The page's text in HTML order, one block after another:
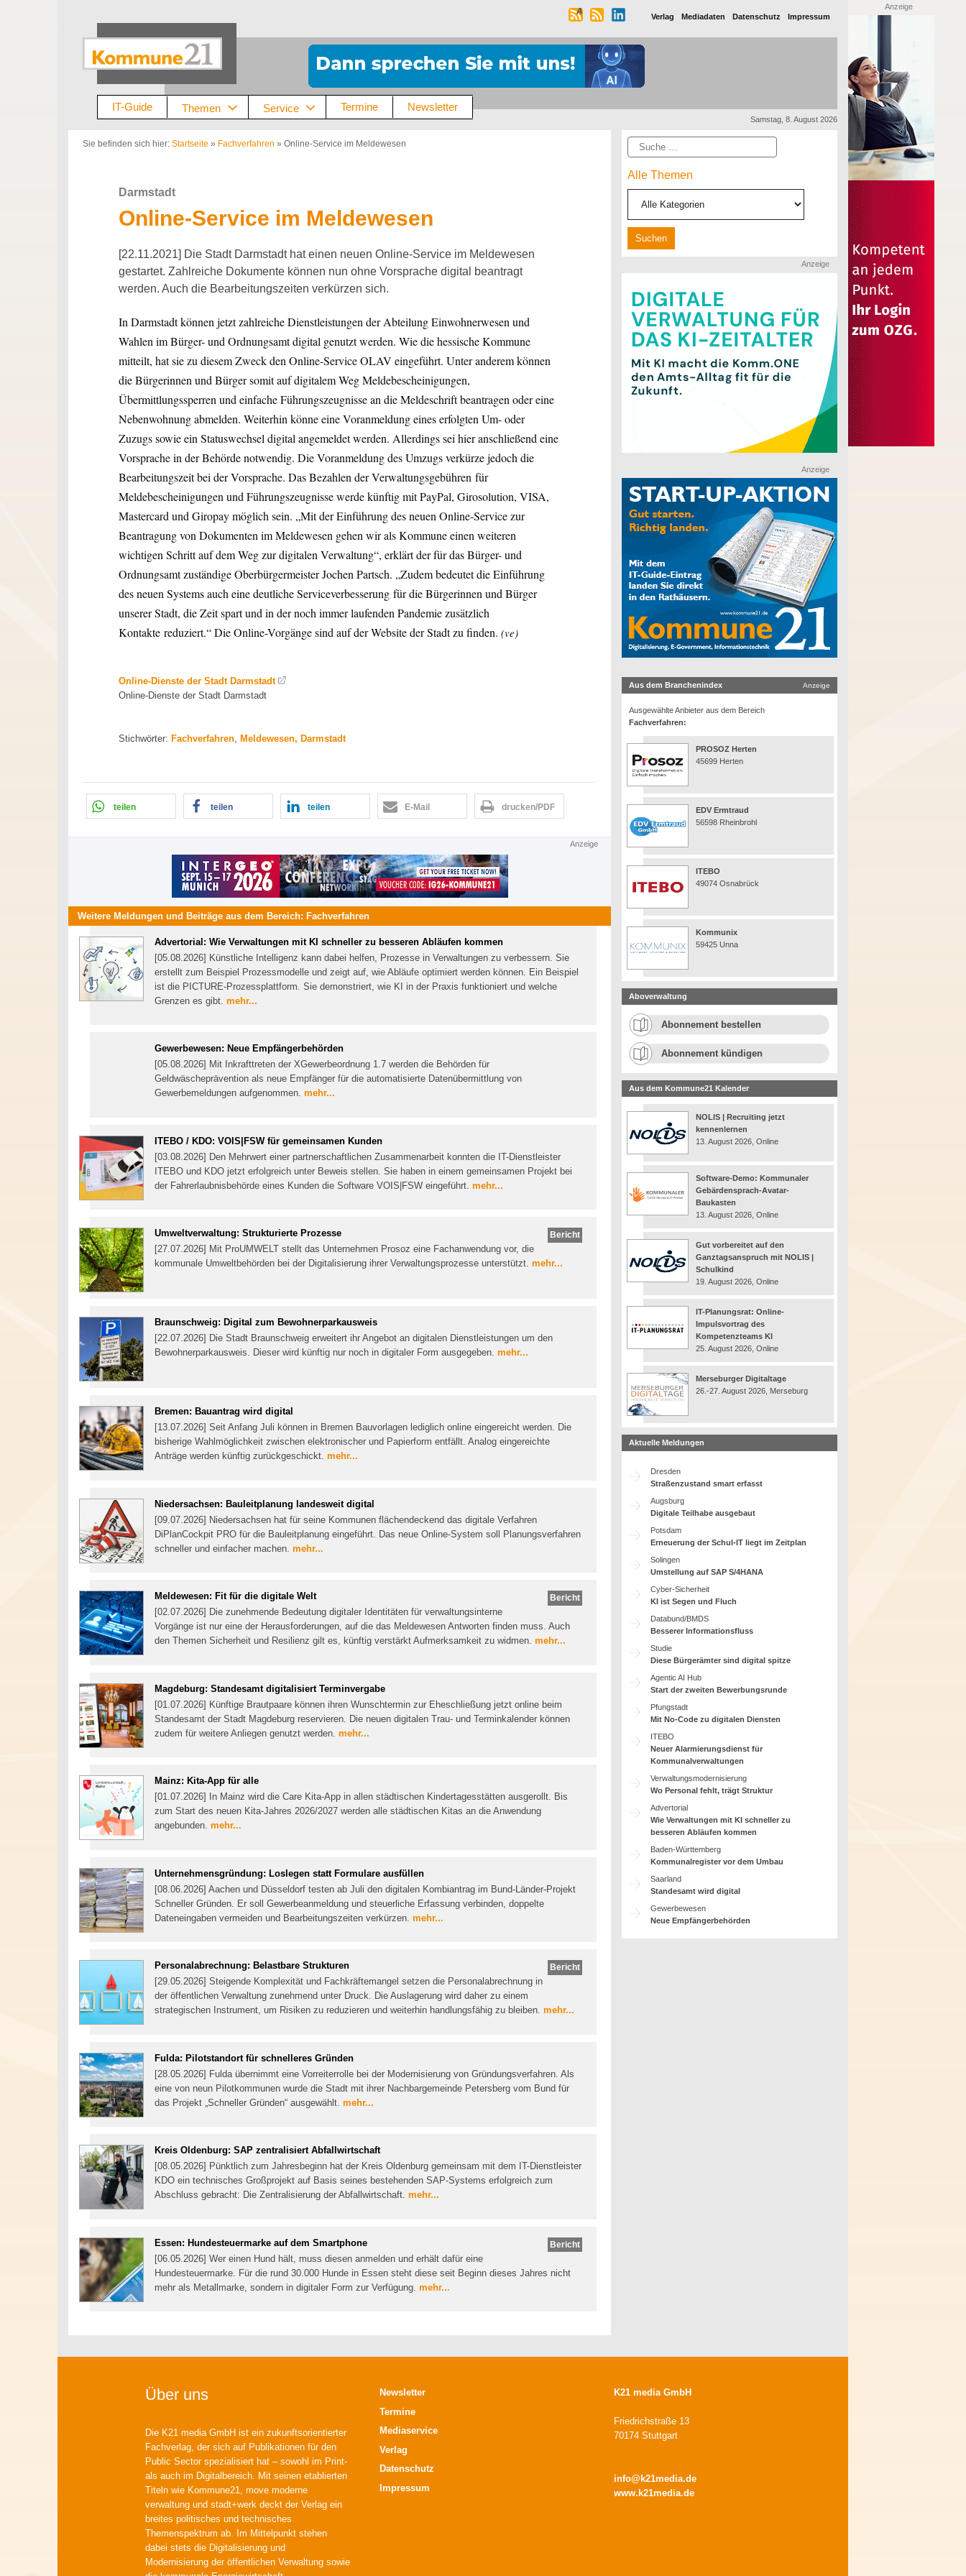
Verlag Mediadaten Datenschutz Impressum
IT-Guide Themen Service Termine Newsletter
Samstag, 8. August 2026
Sie befinden sich hier: Startseite » Fachverfahren » Online-Service im Meldewesen
Darmstadt
Online-Service im Meldewesen
[22.11.2021] Die Stadt Darmstadt hat einen neuen Online-Service im Meldewesen
gestartet. Zahlreiche Dokumente können nun ohne Vorsprache digital beantragt
werden. Auch die Bearbeitungszeiten verkürzen sich.
In Darmstadt können jetzt zahlreiche Dienstleistungen der Abteilung Einwohnerwesen und
Wahlen im Bürger- und Ordnungsamt digital genutzt werden. Wie die hessische Kommune
mitteilt, hat sie zu diesem Zweck den Online-Service OLAV eingeführt. Unter anderem können
die Bürgerinnen und Bürger somit auf digitalem Weg Meldebescheinigungen,
Übermittlungssperren und einfache Führungszeugnisse an die Meldeschrift beantragen oder eine
Nebenwohnung abmelden. Weiterhin könne eine Voranmeldung eines erfolgten Um- oder
Zuzugs sowie ein Statuswechsel digital angemeldet werden. Allerdings sei hier anschließend eine
Vorsprache in der Behörde notwendig. Die Voranmeldung des Umzugs verkürze jedoch die
Bearbeitungszeit bei der Vorsprache. Das Bezahlen der Verwaltungsgebühren für
Meldebescheinigungen und Führungszeugnisse werde künftig mit PayPal, Girosolution, VISA,
Mastercard und Giropay möglich sein. „Mit der Einführung des neuen Online-Service zur
Beantragung von Dokumenten im Meldewesen gehen wir als Kommune einen weiteren
wichtigen Schritt auf dem Weg zur digitalen Verwaltung“, erklärt der für das Bürger- und
Ordnungsamt zuständige Oberbürgermeister Jochen Partsch. „Zudem bedeutet die Einführung
des neuen Systems auch eine deutliche Serviceverbesserung für die Bürgerinnen und Bürger
unserer Stadt, die Zeit spart und in der noch immer laufenden Pandemie zusätzlich
Kontakte reduziert.“ Die Online-Vorgänge sind auf der Website der Stadt zu finden. (ve)
Online-Dienste der Stadt Darmstadt
Online-Dienste der Stadt Darmstadt
Stichwörter: Fachverfahren, Meldewesen, Darmstadt
teilen teilen teilen E-Mail drucken/PDF
Anzeige
Weitere Meldungen und Beiträge aus dem Bereich: Fachverfahren
Advertorial: Wie Verwaltungen mit KI schneller zu besseren Abläufen kommen
[05.08.2026] Künstliche Intelligenz kann dabei helfen, Prozesse in Verwaltungen zu verbessern. Sie
erstellt zum Beispiel Prozessmodelle und zeigt auf, wie Abläufe optimiert werden können. Ein Beispiel
ist die PICTURE-Prozessplattform. Sie demonstriert, wie KI in der Praxis funktioniert und welche
Grenzen es gibt. mehr...
Gewerbewesen: Neue Empfängerbehörden
[05.08.2026] Mit Inkrafttreten der XGewerbeordnung 1.7 werden die Behörden für
Geldwäscheprävention als neue Empfänger für die automatisierte Datenübermittlung von
Gewerbemeldungen aufgenommen. mehr...
ITEBO / KDO: VOIS|FSW für gemeinsamen Kunden
[03.08.2026] Den Mehrwert einer partnerschaftlichen Zusammenarbeit konnten die IT-Dienstleister
ITEBO und KDO jetzt erfolgreich unter Beweis stellen. Sie haben in einem gemeinsamen Projekt bei
der Fahrerlaubnisbehörde eines Kunden die Software VOIS|FSW eingeführt. mehr...
Bericht
Umweltverwaltung: Strukturierte Prozesse
[27.07.2026] Mit ProUMWELT stellt das Unternehmen Prosoz eine Fachanwendung vor, die
kommunale Umweltbehörden bei der Digitalisierung ihrer Verwaltungsprozesse unterstützt. mehr...
Braunschweig: Digital zum Bewohnerparkausweis
[22.07.2026] Die Stadt Braunschweig erweitert ihr Angebot an digitalen Dienstleistungen um den
Bewohnerparkausweis. Dieser wird künftig nur noch in digitaler Form ausgegeben. mehr...
Bremen: Bauantrag wird digital
[13.07.2026] Seit Anfang Juli können in Bremen Bauvorlagen lediglich online eingereicht werden. Die
bisherige Wahlmöglichkeit zwischen elektronischer und Papierform entfällt. Analog eingereichte
Anträge werden künftig zurückgeschickt. mehr...
Niedersachsen: Bauleitplanung landesweit digital
[09.07.2026] Niedersachsen hat für seine Kommunen flächendeckend das digitale Verfahren
DiPlanCockpit PRO für die Bauleitplanung eingeführt. Das neue Online-System soll Planungsverfahren
schneller und einfacher machen. mehr...
Bericht
Meldewesen: Fit für die digitale Welt
[02.07.2026] Die zunehmende Bedeutung digitaler Identitäten für verwaltungsinterne
Vorgänge ist nur eine der Herausforderungen, auf die das Meldewesen Antworten finden muss. Auch
den Themen Sicherheit und Resilienz gilt es, künftig verstärkt Aufmerksamkeit zu widmen. mehr...
Magdeburg: Standesamt digitalisiert Terminvergabe
[01.07.2026] Künftige Brautpaare können ihren Wunschtermin zur Eheschließung jetzt online beim
Standesamt der Stadt Magdeburg reservieren. Die neuen digitalen Trau- und Terminkalender können
zudem für weitere Anliegen genutzt werden. mehr...
Mainz: Kita-App für alle
[01.07.2026] In Mainz wird die Care Kita-App in allen städtischen Kindertagesstätten ausgerollt. Bis
zum Start des neuen Kita-Jahres 2026/2027 werden alle städtischen Kitas an die Anwendung
angebunden. mehr...
Unternehmensgründung: Loslegen statt Formulare ausfüllen
[08.06.2026] Aachen und Düsseldorf testen ab Juli den digitalen Kombiantrag im Bund-Länder-Projekt
Schneller Gründen. Er soll Gewerbeanmeldung und steuerliche Erfassung verbinden, doppelte
Dateneingaben vermeiden und Bearbeitungszeiten verkürzen. mehr...
Bericht
Personalabrechnung: Belastbare Strukturen
[29.05.2026] Steigende Komplexität und Fachkräftemangel setzen die Personalabrechnung in
der öffentlichen Verwaltung zunehmend unter Druck. Die Auslagerung wird daher zu einem
strategischen Instrument, um Risiken zu reduzieren und weiterhin handlungsfähig zu bleiben. mehr...
Fulda: Pilotstandort für schnelleres Gründen
[28.05.2026] Fulda übernimmt eine Vorreiterrolle bei der Modernisierung von Gründungsverfahren. Als
eine von neun Pilotkommunen wurde die Stadt mit ihrer Nachbargemeinde Petersberg vom Bund für
das Projekt „Schneller Gründen“ ausgewählt. mehr...
Kreis Oldenburg: SAP zentralisiert Abfallwirtschaft
[08.05.2026] Pünktlich zum Jahresbeginn hat der Kreis Oldenburg gemeinsam mit dem IT-Dienstleister
KDO ein technisches Großprojekt auf Basis seines bestehenden SAP-Systems erfolgreich zum
Abschluss gebracht: Die Zentralisierung der Abfallwirtschaft. mehr...
Bericht
Essen: Hundesteuermarke auf dem Smartphone
[06.05.2026] Wer einen Hund hält, muss diesen anmelden und erhält dafür eine
Hundesteuermarke. Für die rund 30.000 Hunde in Essen steht diese seit Beginn dieses Jahres nicht
mehr als Metallmarke, sondern in digitaler Form zur Verfügung. mehr...
Suche
Alle Themen
Anzeige
Anzeige
Aus dem Branchenindex Anzeige
Ausgewählte Anbieter aus dem Bereich
Fachverfahren:
PROSOZ Herten
45699 Herten
EDV Ermtraud
56598 Rheinbrohl
ITEBO
49074 Osnabrück
Kommunix
59425 Unna
Aboverwaltung
Abonnement bestellen
Abonnement kündigen
Aus dem Kommune21 Kalender
NOLIS | Recruiting jetzt
kennenlernen
13. August 2026, Online
Software-Demo: Kommunaler
Gebärdensprach-Avatar-
Baukasten
13. August 2026, Online
Gut vorbereitet auf den
Ganztagsanspruch mit NOLIS |
Schulkind
19. August 2026, Online
IT-Planungsrat: Online-
Impulsvortrag des
Kompetenzteams KI
25. August 2026, Online
Merseburger Digitaltage
26.-27. August 2026, Merseburg
Aktuelle Meldungen
Dresden
Straßenzustand smart erfasst
Augsburg
Digitale Teilhabe ausgebaut
Potsdam
Erneuerung der Schul-IT liegt im Zeitplan
Solingen
Umstellung auf SAP S/4HANA
Cyber-Sicherheit
KI ist Segen und Fluch
Databund/BMDS
Besserer Informationsfluss
Studie
Diese Bürgerämter sind digital spitze
Agentic AI Hub
Start der zweiten Bewerbungsrunde
Pfungstadt
Mit No-Code zu digitalen Diensten
ITEBO
Neuer Alarmierungsdienst für
Kommunalverwaltungen
Verwaltungsmodernisierung
Wo Personal fehlt, trägt Struktur
Advertorial
Wie Verwaltungen mit KI schneller zu
besseren Abläufen kommen
Baden-Württemberg
Kommunalregister vor dem Umbau
Saarland
Standesamt wird digital
Gewerbewesen
Neue Empfängerbehörden
Anzeige
Über uns
Die K21 media GmbH ist ein zukunftsorientierter
Fachverlag, der sich auf Publikationen für den
Public Sector spezialisiert hat – sowohl im Print-
als auch im Digitalbereich. Mit seinen etablierten
Titeln wie Kommune21, move moderne
verwaltung und stadt+werk deckt der Verlag ein
breites politisches und technisches
Themenspektrum ab. Im Mittelpunkt stehen
dabei stets die Digitalisierung und
Modernisierung der öffentlichen Verwaltung sowie
Newsletter
Termine
Mediaservice
Verlag
Datenschutz
Impressum
K21 media GmbH
Friedrichstraße 13
70174 Stuttgart
info@k21media.de
www.k21media.de